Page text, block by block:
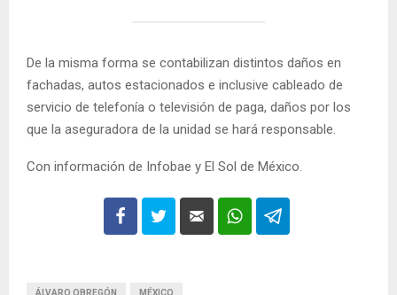
De la misma forma se contabilizan distintos daños en
fachadas, autos estacionados e inclusive cableado de
servicio de telefonía o televisión de paga, daños por los
que la aseguradora de la unidad se hará responsable.
Con información de Infobae y El Sol de México.
ÁLVARO OBREGÓN MÉXICO